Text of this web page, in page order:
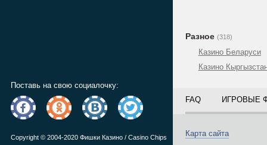
Поставь на свою социалочку:
Copyright © 2004-2020 Фишки Казино / Casino Chips
Разное (318)
Казино Беларуси
Казино
FAQ ИГРОВЫЕ
Карта сайта